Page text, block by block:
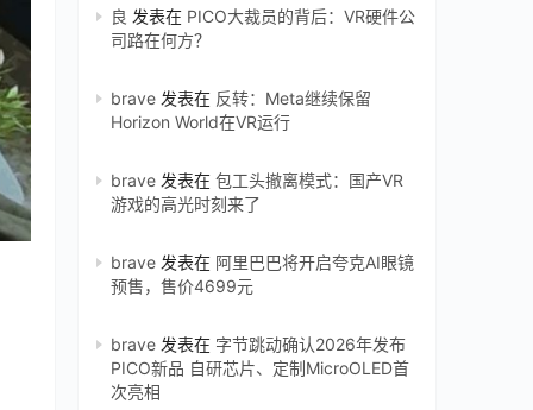
良 发表在 PICO大裁员的背后：VR硬件公
司路在何方？
brave 发表在 反转：Meta继续保留
Horizon World在VR运行
brave 发表在 包工头撤离模式：国产VR
游戏的高光时刻来了
brave 发表在 阿里巴巴将开启夸克AI眼镜
预售，售价4699元
brave 发表在 字节跳动确认2026年发布
PICO新品 自研芯片、定制MicroOLED首
次亮相